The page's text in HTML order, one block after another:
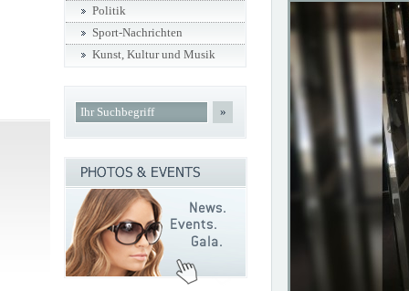
Politik
Sport-Nachrichten
Kunst, Kultur und Musik
»